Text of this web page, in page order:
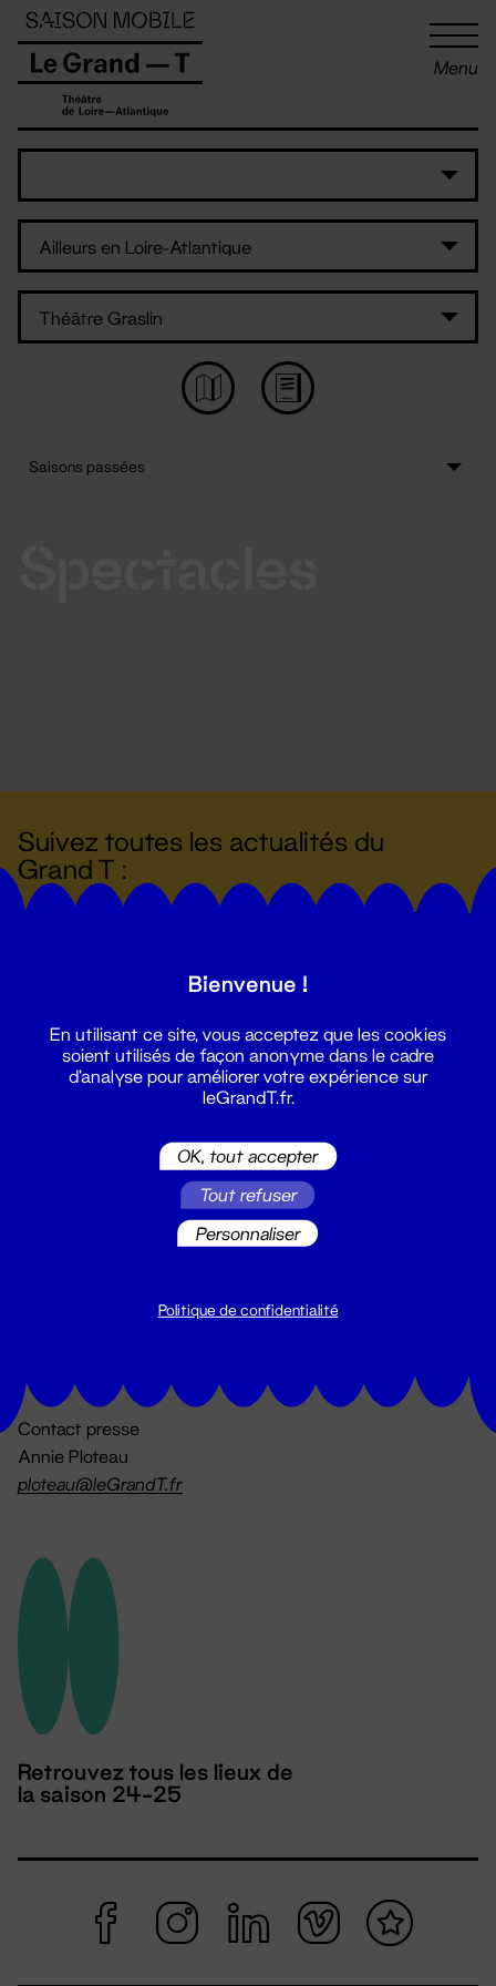
Menu
Suivez toutes les actualités du
Grand T :
billetterie@leGrandT.fr
Du lundi au vendredi 14h → 18h
Contact presse
Annie Ploteau
ploteau@leGrandT.fr
Retrouvez tous les lieux de
la saison 24-25
Panneau de gestion des cookies
Bienvenue !
En utilisant ce site, vous acceptez que les cookies
soient utilisés de façon anonyme dans le cadre
d'analyse pour améliorer votre expérience sur
leGrandT.fr.
OK, tout accepter
Tout refuser
Personnaliser
Politique de confidentialité